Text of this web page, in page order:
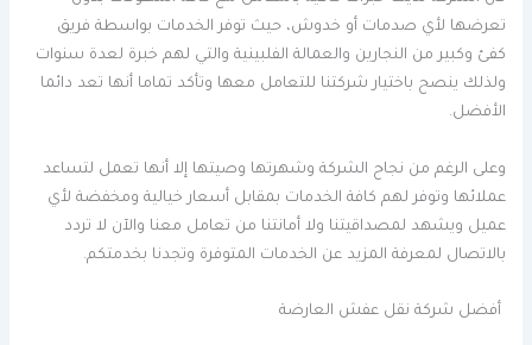
تعرضها لأي صدمات أو خدوش، حيث توفر الخدمات بواسطة فريق
كفئ وكبير من النجارين والعمالة الفلبينية والتي لهم خبرة لعدة سنوات
ولذلك ينصح باختيار شركتنا للتعامل معها وتأكد تماما أنها تعد دائما
الأفضل.
وعلى الرغم من نجاح الشركة وشهرتها وصيتها إلا أنها تعمل لتساعد
عملائها وتوفر لهم كافة الخدمات بمقابل أسعار خيالية ومخفضة لأي
عميل ويشهد لمصداقيتنا ولا أمانتنا من تعامل معنا والآن لا تردد
بالاتصال لمعرفة المزيد عن الخدمات المتوفرة وتجدنا بخدمتكم.
أفضل شركة نقل عفش العارضة